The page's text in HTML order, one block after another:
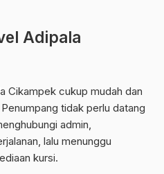
Adipala
Cikampek cukup mudah dan
tidak perlu datang
admin,
lalu menunggu
kursi.